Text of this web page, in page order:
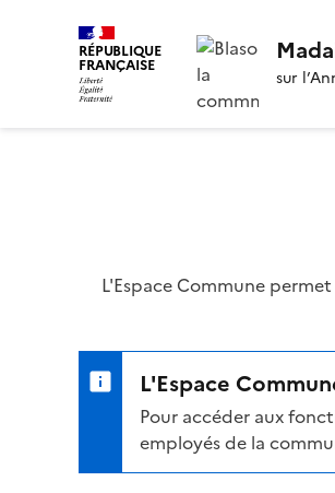
RÉPUBLIQUE
FRANÇAISE
sur
L'Espace Commune
L'Espace
Pour accéder aux
employés de la